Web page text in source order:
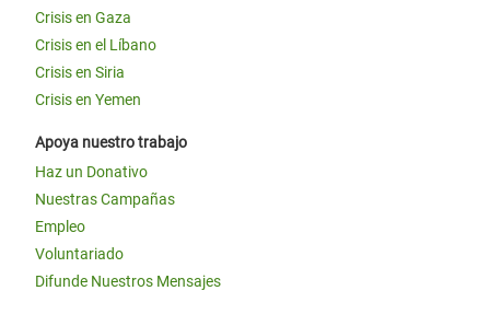
Crisis en Gaza
Crisis en el Líbano
Crisis en Siria
Crisis en Yemen
Apoya nuestro trabajo
Haz un Donativo
Nuestras Campañas
Empleo
Voluntariado
Difunde Nuestros Mensajes